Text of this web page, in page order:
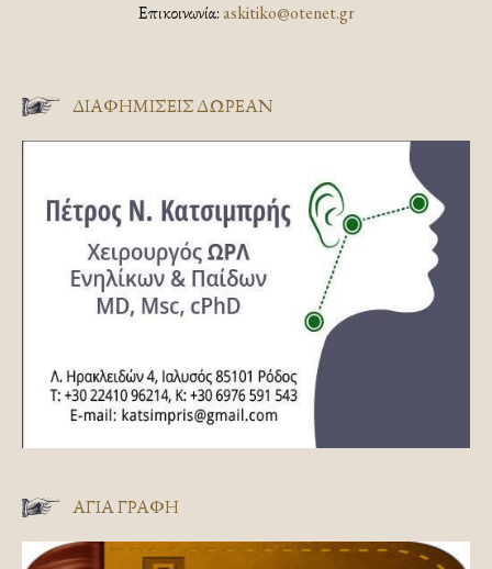
Επικοινωνία:askitiko@otenet.gr
ΔΙΑΦΗΜΊΣΕΙΣ ΔΩΡΕΆΝ
ΑΓΊΑ ΓΡΑΦΉ